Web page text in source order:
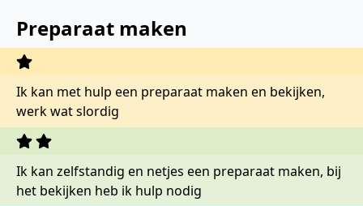
Preparaat maken
Ik kan met hulp een preparaat maken en bekijken,
werk wat slordig
Ik kan zelfstandig en netjes een preparaat maken, bij
het bekijken heb ik hulp nodig